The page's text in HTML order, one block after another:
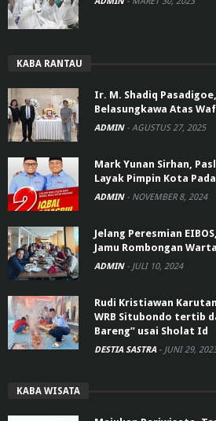
KABA RANTAU
Ir. M. Shadiq
Belasungkawa Atas
ADMIN - AGUSTUS 27, 2025
Mark Yunan Sirhan,
Layak Pimpin Kota
ADMIN - NOVEMBER 8, 2024
Jelang Peresmian
Jamu Rombongan
ADMIN - JULI 10, 2024
Rudi Kristiawan
WRB Situbondo tertib
Bareng” usai Sholat Id
DESTIA SASTRA - JUNI 29,
KABA WISATA